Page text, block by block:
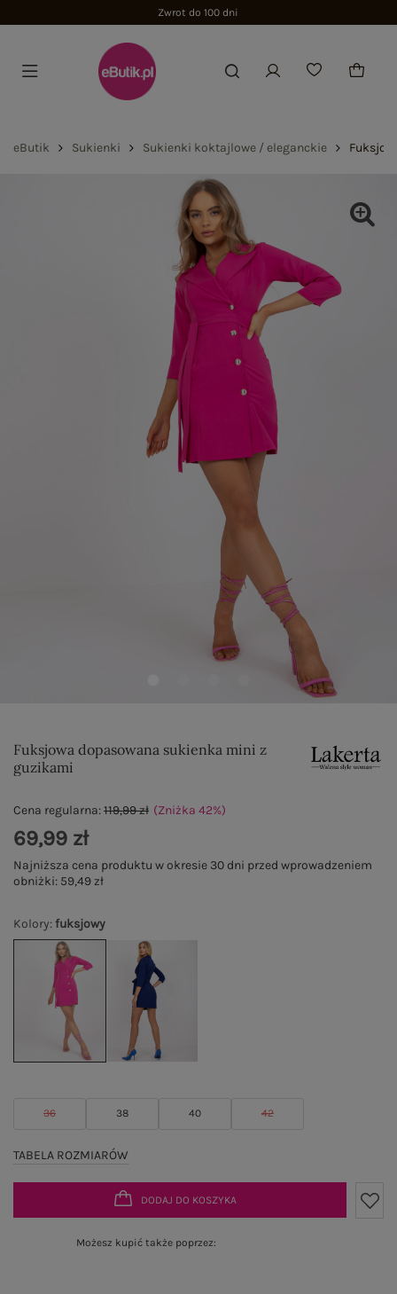
Zwrot do 100 dni
eButik Sukienki Sukienki koktajlowe / eleganckie
Fuksjowa dopasowana sukienka mini z
guzikami
Kolory:fuksjowy
36 38 40 42
TABELA ROZMIARÓW
Cena regularna:119,99 zł (Zniżka 42%)
69,99 zł
Najniższa cena produktu w okresie 30 dni przed wprowadzeniem
obniżki: 59,49 zł
DODAJ DO KOSZYKA
Możesz kupić także poprzez: